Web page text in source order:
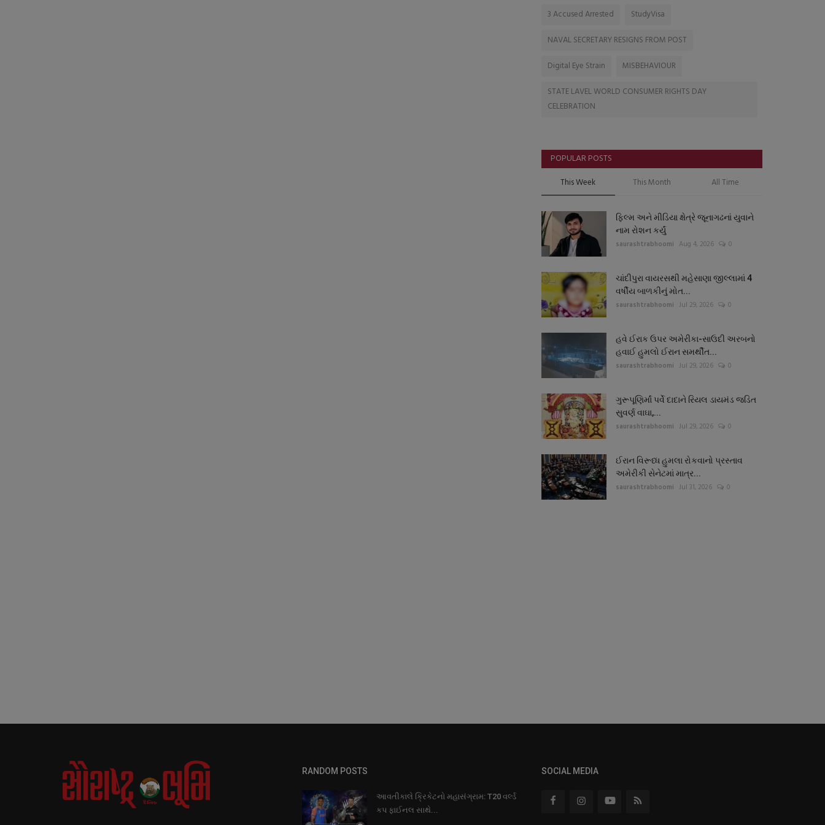
3 Accused Arrested
StudyVisa
NAVAL SECRETARY RESIGNS FROM POST
Digital Eye Strain
MISBEHAVIOUR
STATE LAVEL WORLD CONSUMER RIGHTS DAY
CELEBRATION
POPULAR POSTS
This Week This Month All Time
ફિલ્મ અને મીડિયા ક્ષેત્રે જૂનાગઢનાં યુવાને
નામ રોશન કર્યું
saurashtrabhoomi Aug 4, 2026 0
ચાંદીપુરા વાયરસથી મહેસાણા જીલ્લામાં 4
વર્ષીય બાળકીનું મોત...
saurashtrabhoomi Jul 29, 2026 0
હવે ઈરાક ઉપર અમેરીકા-સાઉદી અરબનો
હવાઈ હુમલો ઈરાન સમર્થીત...
saurashtrabhoomi Jul 29, 2026 0
ગુરૂપૂણિર્માં પર્વે દાદાને રિયલ ડાયમંડ જડિત
સુવર્ણ વાઘા,...
saurashtrabhoomi Jul 29, 2026 0
ઈરાન વિરૂધ્ધ હુમલા રોકવાનો પ્રસ્તાવ
અમેરીકી સેનેટમાં માત્ર...
saurashtrabhoomi Jul 31, 2026 0
RANDOM POSTS
આવતીકાલે ક્રિકેટનો મહાસંગ્રામ: T20 વર્લ્ડ
કપ ફાઈનલ સાથે...
SOCIAL MEDIA